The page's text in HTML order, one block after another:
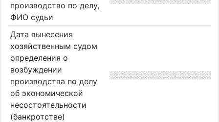
производство по делу,
ФИО судьи
Дата вынесения
хозяйственным судом
определения о
возбуждении
производства по делу
об экономической
несостоятельности
(банкротстве)